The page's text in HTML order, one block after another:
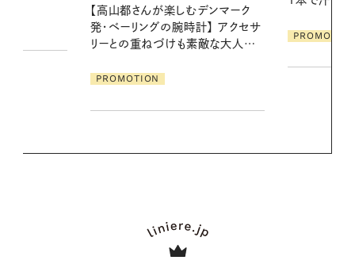
PROMOTION